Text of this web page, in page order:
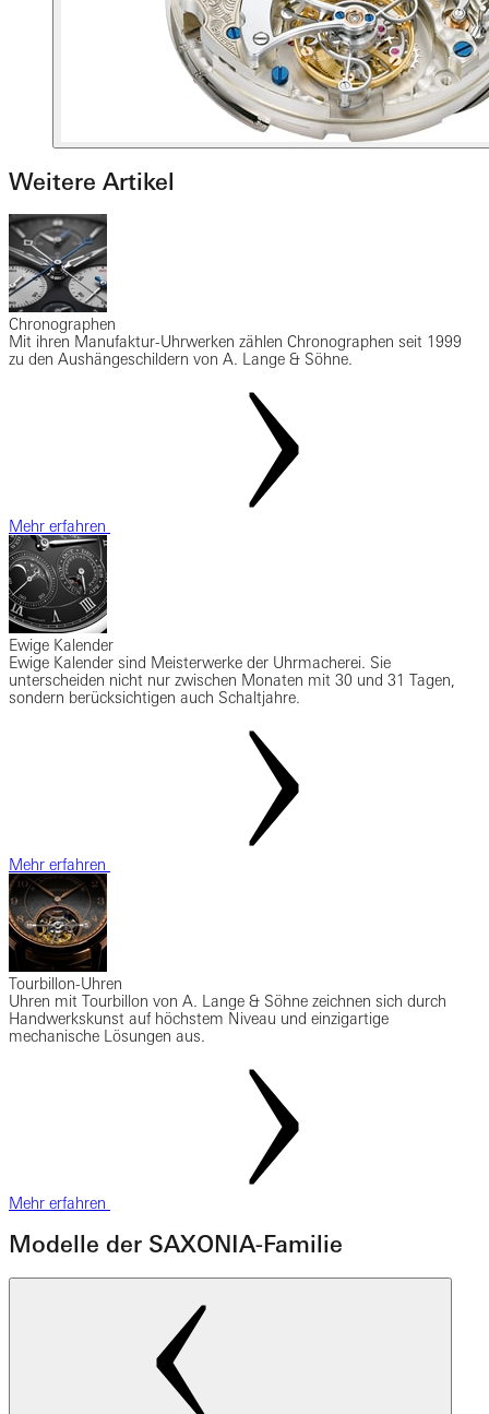
Weitere Artikel
Chronographen
Mit ihren Manufaktur-Uhrwerken zählen Chronographen seit 1999
zu den Aushängeschildern von A. Lange & Söhne.
Mehr erfahren
Ewige Kalender
Ewige Kalender sind Meisterwerke der Uhrmacherei. Sie
unterscheiden nicht nur zwischen Monaten mit 30 und 31 Tagen,
sondern berücksichtigen auch Schaltjahre.
Mehr erfahren
Tourbillon-Uhren
Uhren mit Tourbillon von A. Lange & Söhne zeichnen sich durch
Handwerkskunst auf höchstem Niveau und einzigartige
mechanische Lösungen aus.
Mehr erfahren
Modelle der SAXONIA-Familie